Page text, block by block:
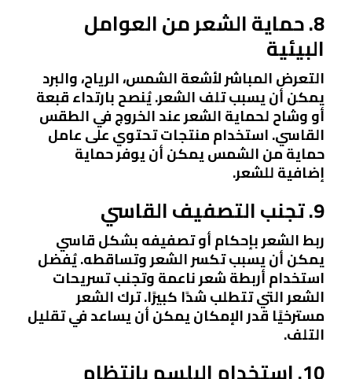
8. حماية الشعر من العوامل
البيئية
التعرض المباشر لأشعة الشمس، الرياح، والبرد
يمكن أن يسبب تلف الشعر. يُنصح بارتداء قبعة
أو وشاح لحماية الشعر عند الخروج في الطقس
القاسي. استخدام منتجات تحتوي على عامل
حماية من الشمس يمكن أن يوفر حماية
إضافية للشعر.
9. تجنب التصفيف القاسي
ربط الشعر بإحكام أو تصفيفه بشكل قاسي
يمكن أن يسبب تكسر الشعر وتساقطه. يُفضل
استخدام أربطة شعر ناعمة وتجنب تسريحات
الشعر التي تتطلب شدًا كبيرًا. ترك الشعر
مسترخيًا قدر الإمكان يمكن أن يساعد في تقليل
التلف.